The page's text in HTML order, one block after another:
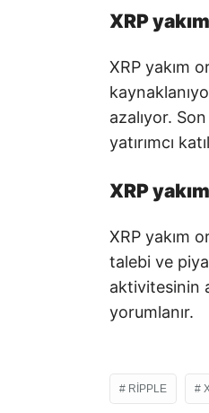
XRP
XRP yakım
azalıyor.
yatırımcı
XRP
XRP yakım
talebi ve
aktivitesinin
yorumlanır.
RIPPLE